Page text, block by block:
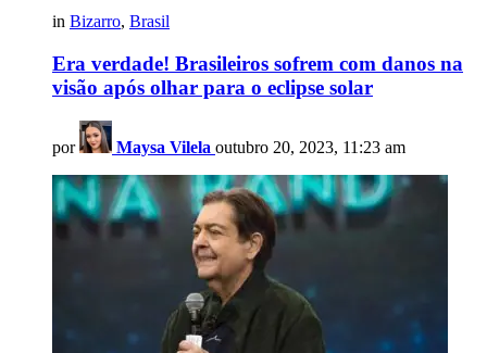
in Bizarro, Brasil
Era verdade! Brasileiros sofrem com danos na
visão após olhar para o eclipse solar
por Maysa Vilela outubro 20, 2023, 11:23 am